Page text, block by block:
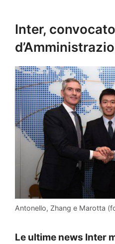
Inter,
Antonello, Zhang e Marotta
Le ultime news Inter